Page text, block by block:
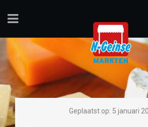
Geplaatst op: 5 januari